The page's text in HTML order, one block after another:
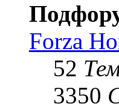
Forza
52
3350